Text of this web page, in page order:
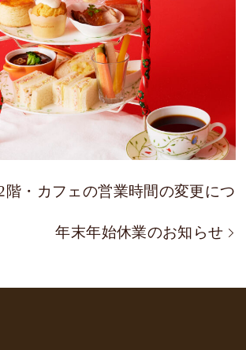
階・カフェの営業時間の変更につ
年末年始休業のお知らせ